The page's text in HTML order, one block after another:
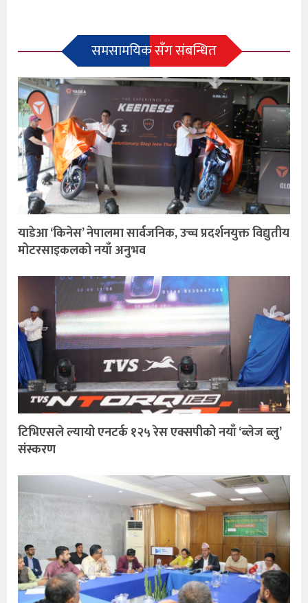
समसामयिक सँग संबन्धित
याडेआ ‘किनेस’ नेपालमा सार्वजनिक, उच्च प्रदर्शनयुक्त विद्युतीय
मोटरसाइकलको नयाँ अनुभव
टिभिएसले ल्यायो एनटर्क १२५ रेस एक्सपीको नयाँ ‘ब्लेज ब्लु’
संस्करण